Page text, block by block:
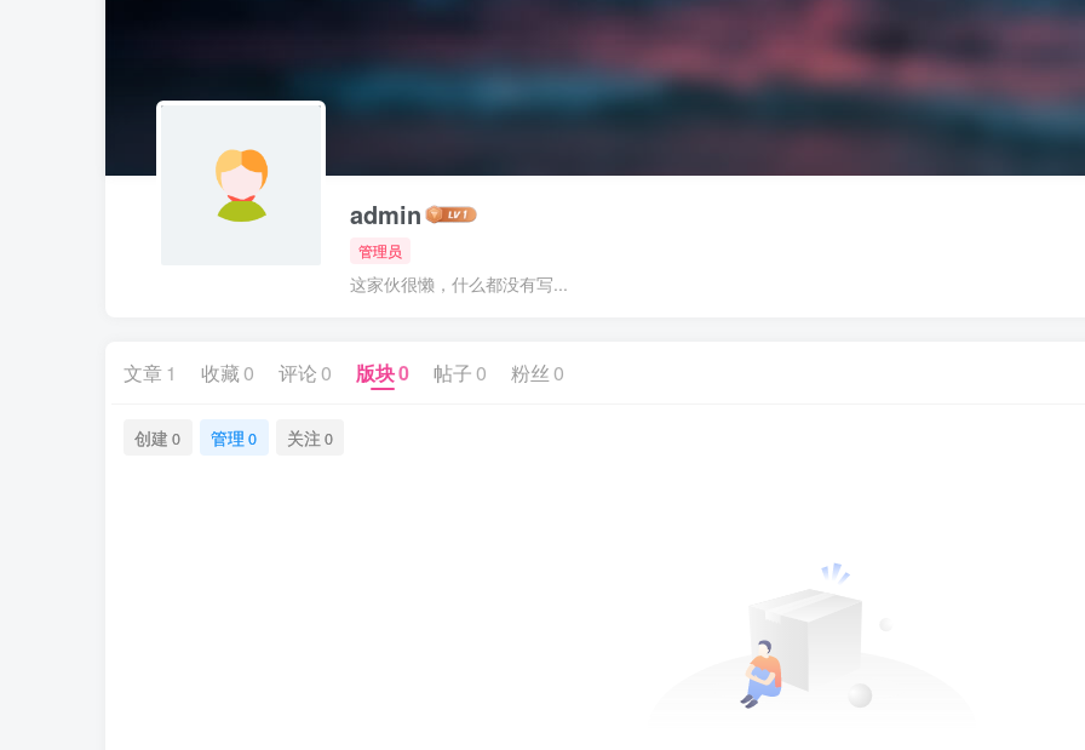
admin
管理员
这家伙很懒，什么都没有写...
文章1 收藏 0 评论 0 版块0 帖子 0 粉丝 0
创建 0 管理 0 关注 0